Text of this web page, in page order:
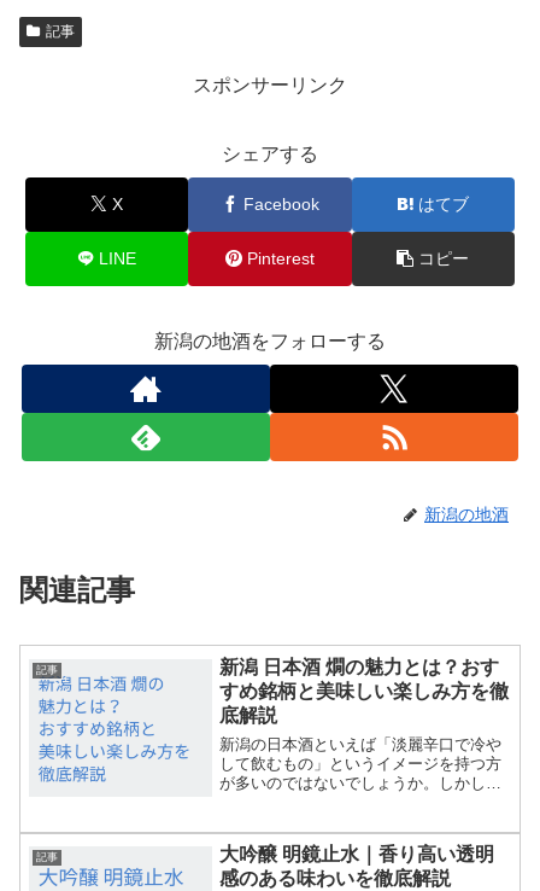
記事
スポンサーリンク
シェアする
X Facebook はてブ
LINE Pinterest コピー
新潟の地酒をフォローする
新潟の地酒
関連記事
記事
新潟 日本酒 燗の魅力とは？おす
すめ銘柄と美味しい楽しみ方を徹
底解説
新潟の日本酒といえば「淡麗辛口で冷や
して飲むもの」というイメージを持つ方
が多いのではないでしょうか。しかし実
「新潟 日本酒 燗」というキーワードで
検索する方に向けて、燗酒...
記事
大吟醸 明鏡止水｜香り高い透明
感のある味わいを徹底解説